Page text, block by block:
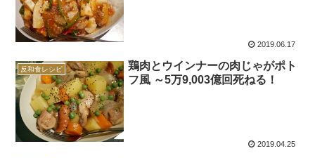
2019.06.17
反和食レシピ
鶏肉とウインナーの肉じゃがポト
フ風 ～5万9,003億回死ねる！
2019.04.25